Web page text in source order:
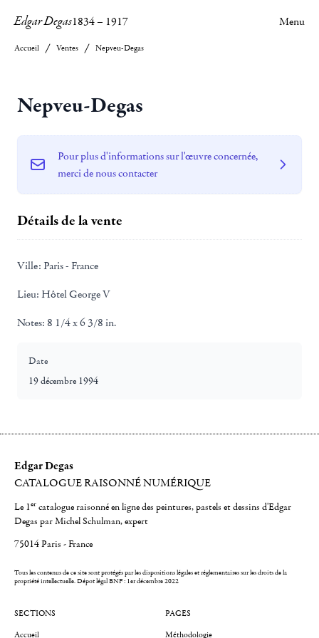
Edgar Degas1834– 1917 Menu
Accueil Ventes Nepveu-Degas
Nepveu-Degas
Pour plus d'informations sur l'œuvre concernée,
merci de nous contacter
Détails de la vente
Ville: Paris - France
Lieu: Hôtel George V
Notes: 8 1/4 x 6 3/8 in.
Date
19 décembre 1994
Edgar Degas
CATALOGUE RAISONNÉ NUMÉRIQUE
Le 1er catalogue raisonné en ligne des peintures, pastels et dessins d'Edgar
Degas par Michel Schulman, expert
75014 Paris - France
Tous les contenus de ce site sont protégés par les dispositions légales et réglementaires sur les droits de la
propriété intellectuelle.Dépot légal BNF : 1er décembre 2022
SECTIONS
Accueil
PAGES
Méthodologie